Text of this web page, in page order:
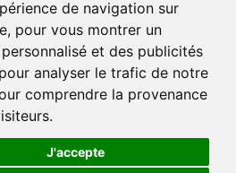
de navigation sur
pour vous montrer un
et des publicités
analyser le trafic de notre
comprendre la provenance
J'accepte
(MonOrdo.fr)
droits réservés - Page mise à jour
BIENVENUE10
* sans minimum d'achat , hors
médicaments et produits en offre,
utilisez le code au moment de la
validation du panier afin que la